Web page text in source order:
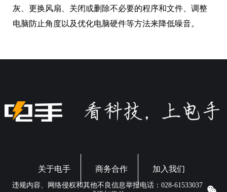
灰、更换风扇、关闭或删除不必要的程序和文件、调整
电脑防止角度以及优化电脑硬件等方法来降低噪音。
关于电手 商务合作 加入我们
违规内容、网络侵权和其他不良信息举报电话：028-61533037